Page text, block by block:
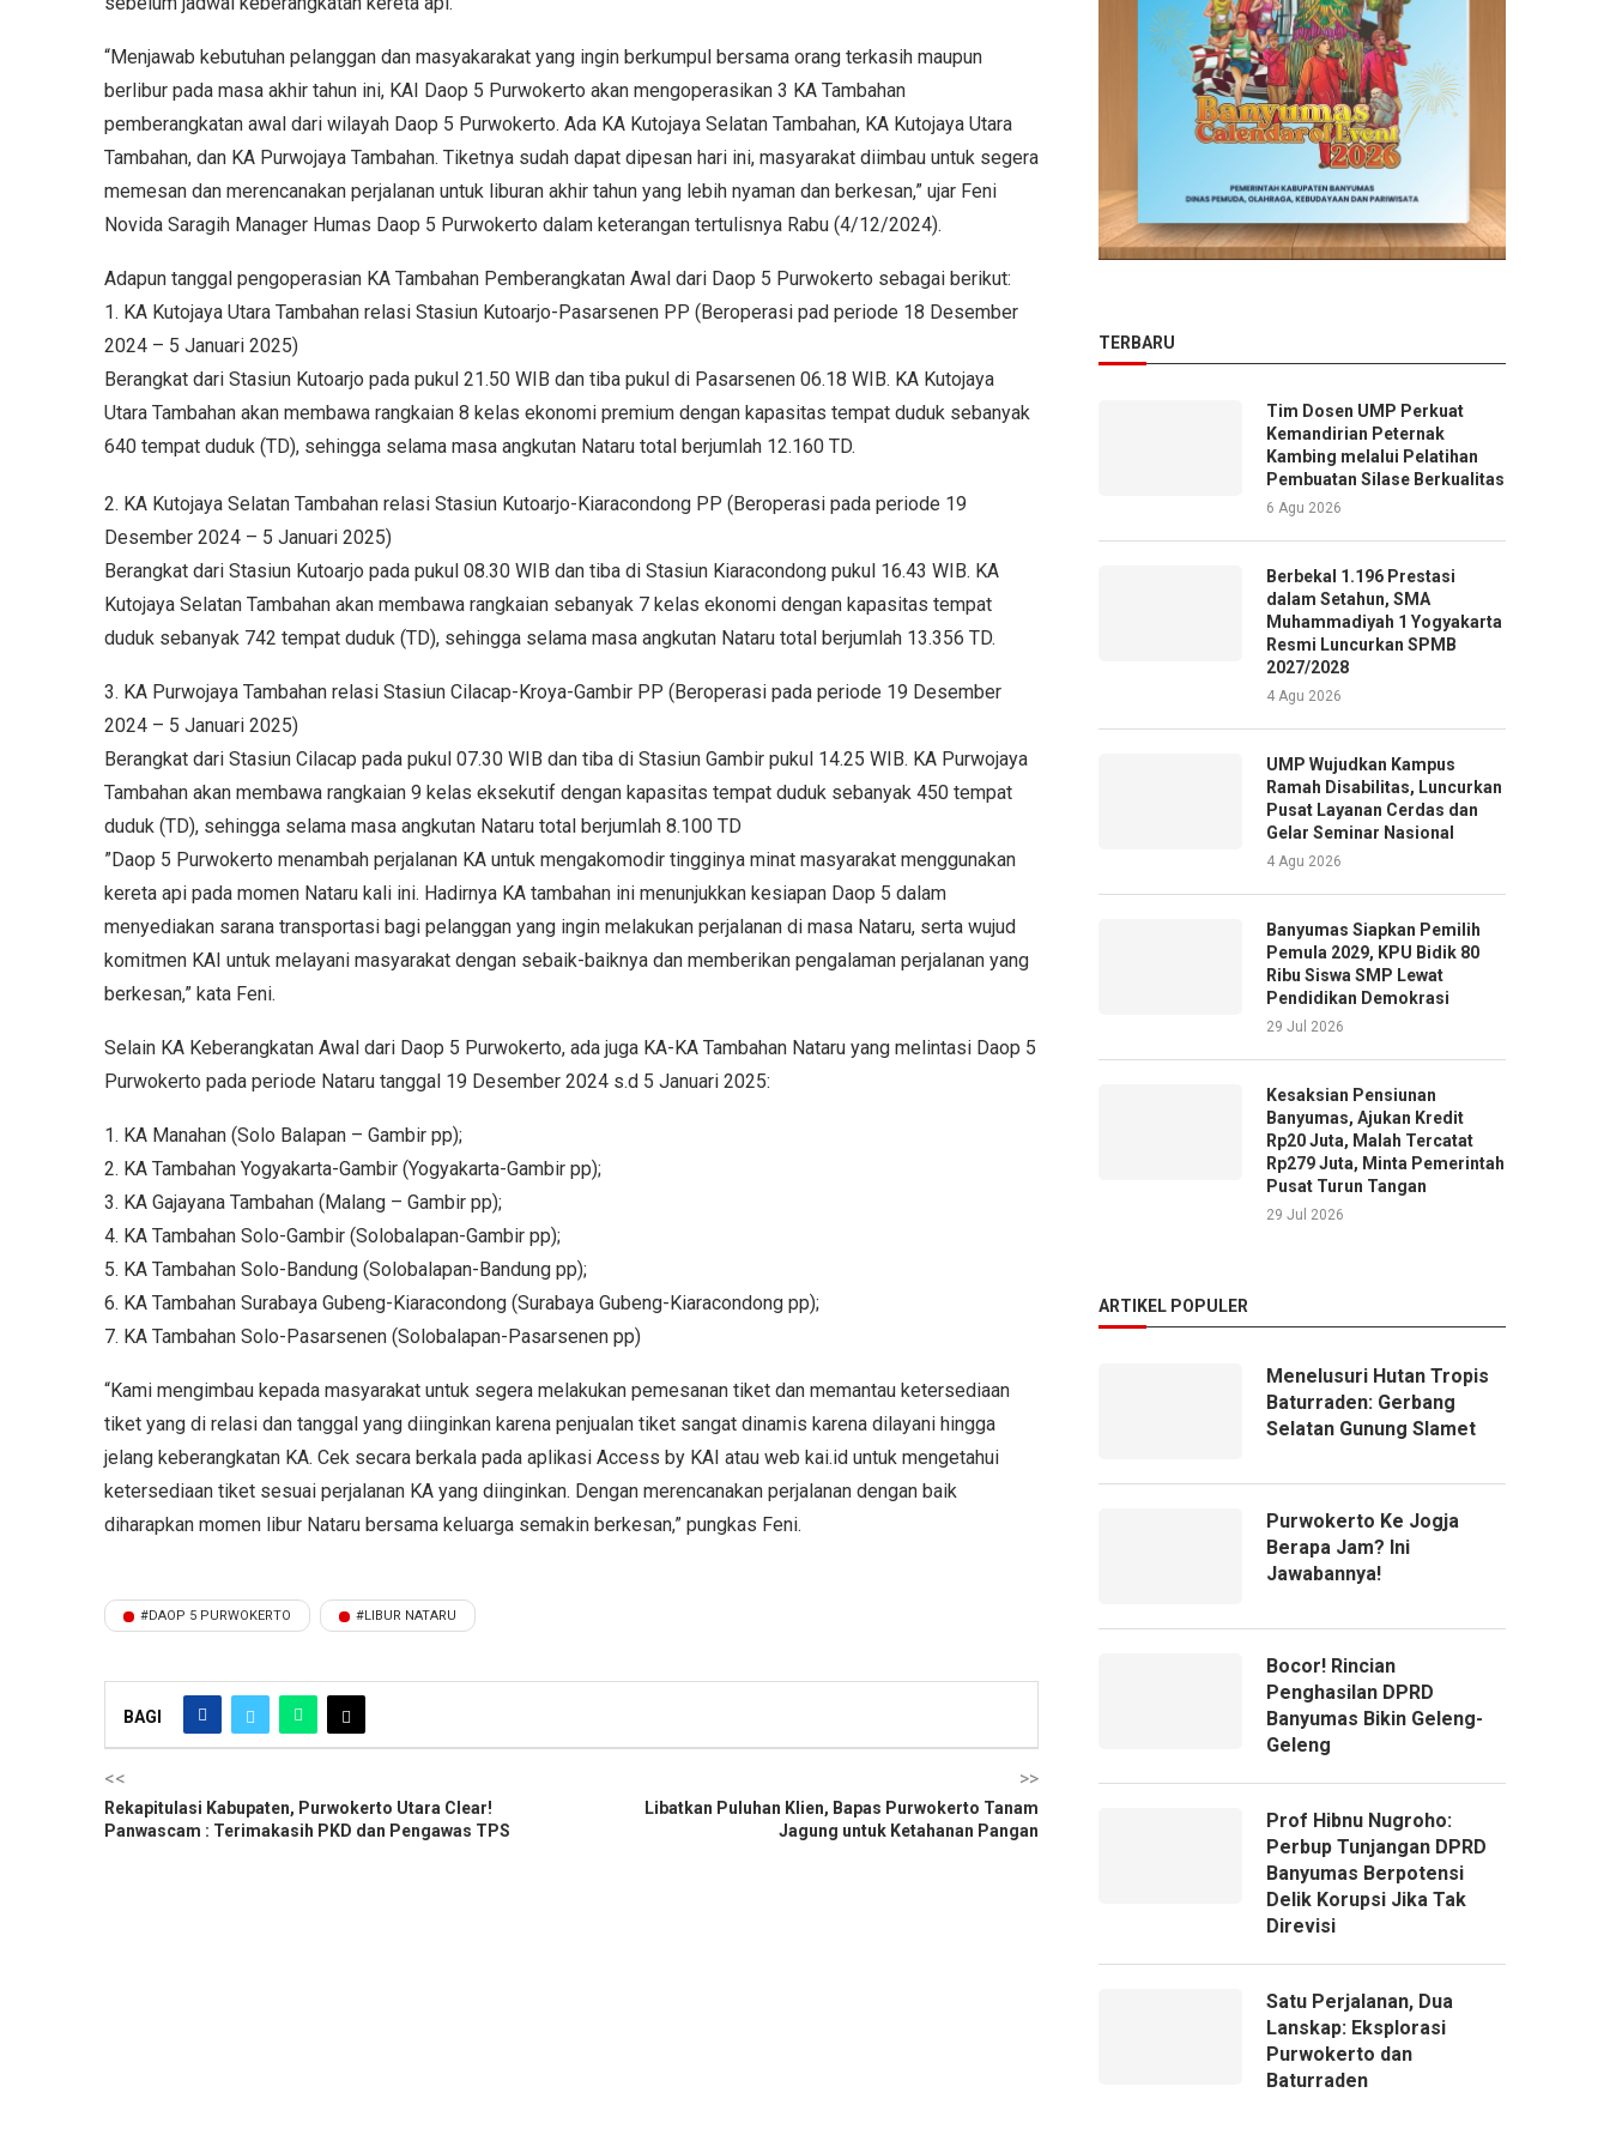
“Menjawab kebutuhan pelanggan dan masyakarakat yang ingin berkumpul bersama orang terkasih maupun
berlibur pada masa akhir tahun ini, KAI Daop 5 Purwokerto akan mengoperasikan 3 KA Tambahan
pemberangkatan awal dari wilayah Daop 5 Purwokerto. Ada KA Kutojaya Selatan Tambahan, KA Kutojaya Utara
Tambahan, dan KA Purwojaya Tambahan. Tiketnya sudah dapat dipesan hari ini, masyarakat diimbau untuk segera
memesan dan merencanakan perjalanan untuk liburan akhir tahun yang lebih nyaman dan berkesan,” ujar Feni
Novida Saragih Manager Humas Daop 5 Purwokerto dalam keterangan tertulisnya Rabu (4/12/2024).
Adapun tanggal pengoperasian KA Tambahan Pemberangkatan Awal dari Daop 5 Purwokerto sebagai berikut:
1. KA Kutojaya Utara Tambahan relasi Stasiun Kutoarjo-Pasarsenen PP (Beroperasi pad periode 18 Desember
2024 – 5 Januari 2025)
Berangkat dari Stasiun Kutoarjo pada pukul 21.50 WIB dan tiba pukul di Pasarsenen 06.18 WIB. KA Kutojaya
Utara Tambahan akan membawa rangkaian 8 kelas ekonomi premium dengan kapasitas tempat duduk sebanyak
640 tempat duduk (TD), sehingga selama masa angkutan Nataru total berjumlah 12.160 TD.
2. KA Kutojaya Selatan Tambahan relasi Stasiun Kutoarjo-Kiaracondong PP (Beroperasi pada periode 19
Desember 2024 – 5 Januari 2025)
Berangkat dari Stasiun Kutoarjo pada pukul 08.30 WIB dan tiba di Stasiun Kiaracondong pukul 16.43 WIB. KA
Kutojaya Selatan Tambahan akan membawa rangkaian sebanyak 7 kelas ekonomi dengan kapasitas tempat
duduk sebanyak 742 tempat duduk (TD), sehingga selama masa angkutan Nataru total berjumlah 13.356 TD.
3. KA Purwojaya Tambahan relasi Stasiun Cilacap-Kroya-Gambir PP (Beroperasi pada periode 19 Desember
2024 – 5 Januari 2025)
Berangkat dari Stasiun Cilacap pada pukul 07.30 WIB dan tiba di Stasiun Gambir pukul 14.25 WIB. KA Purwojaya
Tambahan akan membawa rangkaian 9 kelas eksekutif dengan kapasitas tempat duduk sebanyak 450 tempat
duduk (TD), sehingga selama masa angkutan Nataru total berjumlah 8.100 TD
”Daop 5 Purwokerto menambah perjalanan KA untuk mengakomodir tingginya minat masyarakat menggunakan
kereta api pada momen Nataru kali ini. Hadirnya KA tambahan ini menunjukkan kesiapan Daop 5 dalam
menyediakan sarana transportasi bagi pelanggan yang ingin melakukan perjalanan di masa Nataru, serta wujud
komitmen KAI untuk melayani masyarakat dengan sebaik-baiknya dan memberikan pengalaman perjalanan yang
berkesan,” kata Feni.
Selain KA Keberangkatan Awal dari Daop 5 Purwokerto, ada juga KA-KA Tambahan Nataru yang melintasi Daop 5
Purwokerto pada periode Nataru tanggal 19 Desember 2024 s.d 5 Januari 2025:
1. KA Manahan (Solo Balapan – Gambir pp);
2. KA Tambahan Yogyakarta-Gambir (Yogyakarta-Gambir pp);
3. KA Gajayana Tambahan (Malang – Gambir pp);
4. KA Tambahan Solo-Gambir (Solobalapan-Gambir pp);
5. KA Tambahan Solo-Bandung (Solobalapan-Bandung pp);
6. KA Tambahan Surabaya Gubeng-Kiaracondong (Surabaya Gubeng-Kiaracondong pp);
7. KA Tambahan Solo-Pasarsenen (Solobalapan-Pasarsenen pp)
“Kami mengimbau kepada masyarakat untuk segera melakukan pemesanan tiket dan memantau ketersediaan
tiket yang di relasi dan tanggal yang diinginkan karena penjualan tiket sangat dinamis karena dilayani hingga
jelang keberangkatan KA. Cek secara berkala pada aplikasi Access by KAI atau web kai.id untuk mengetahui
ketersediaan tiket sesuai perjalanan KA yang diinginkan. Dengan merencanakan perjalanan dengan baik
diharapkan momen libur Nataru bersama keluarga semakin berkesan,” pungkas Feni.
#DAOP 5 PURWOKERTO #LIBUR NATARU
BAGI
<<
Rekapitulasi Kabupaten, Purwokerto Utara Clear!
Panwascam : Terimakasih PKD dan Pengawas TPS
>>
Libatkan Puluhan Klien, Bapas Purwokerto Tanam
Jagung untuk Ketahanan Pangan
TERBARU
Tim Dosen UMP Perkuat
Kemandirian Peternak
Kambing melalui Pelatihan
Pembuatan Silase Berkualitas
6 Agu 2026
Berbekal 1.196 Prestasi
dalam Setahun, SMA
Muhammadiyah 1 Yogyakarta
Resmi Luncurkan SPMB
2027/2028
4 Agu 2026
UMP Wujudkan Kampus
Ramah Disabilitas, Luncurkan
Pusat Layanan Cerdas dan
Gelar Seminar Nasional
4 Agu 2026
Banyumas Siapkan Pemilih
Pemula 2029, KPU Bidik 80
Ribu Siswa SMP Lewat
Pendidikan Demokrasi
29 Jul 2026
Kesaksian Pensiunan
Banyumas, Ajukan Kredit
Rp20 Juta, Malah Tercatat
Rp279 Juta, Minta Pemerintah
Pusat Turun Tangan
29 Jul 2026
ARTIKEL POPULER
Menelusuri Hutan Tropis
Baturraden: Gerbang
Selatan Gunung Slamet
Purwokerto Ke Jogja
Berapa Jam? Ini
Jawabannya!
Bocor! Rincian
Penghasilan DPRD
Banyumas Bikin Geleng-
Geleng
Prof Hibnu Nugroho:
Perbup Tunjangan DPRD
Banyumas Berpotensi
Delik Korupsi Jika Tak
Direvisi
Satu Perjalanan, Dua
Lanskap: Eksplorasi
Purwokerto dan
Baturraden